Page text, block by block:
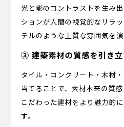
光と影のコントラストを生み
ションが人間の視覚的なリラ
テルのような上質な雰囲気を演
③ 建築素材の質感を引き立
タイル・コンクリート・木材
当てることで、素材本来の質感
こだわった建材をより魅力的
す。